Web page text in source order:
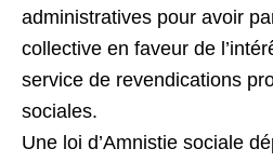
administratives pour avoir
collective en faveur de
service de revendications
sociales.
Une loi d’Amnistie sociale